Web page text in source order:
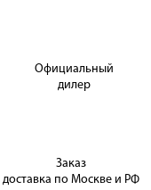
Официальный
дилер
Заказ
доставка по Москве и РФ